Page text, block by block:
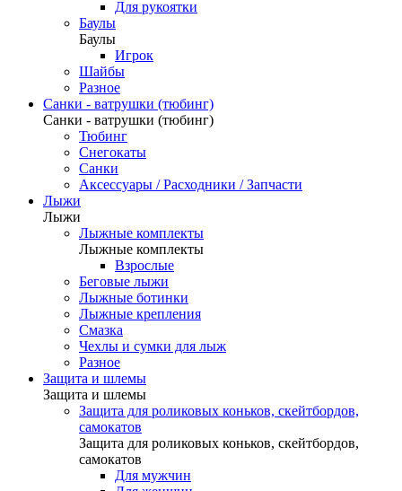
Для рукоятки
Баулы
Баулы
Игрок
Шайбы
Разное
Санки - ватрушки (тюбинг)
Санки - ватрушки (тюбинг)
Тюбинг
Снегокаты
Санки
Аксессуары / Расходники / Запчасти
Лыжи
Лыжи
Лыжные комплекты
Лыжные комплекты
Взрослые
Беговые лыжи
Лыжные ботинки
Лыжные крепления
Смазка
Чехлы и сумки для лыж
Разное
Защита и шлемы
Защита и шлемы
Защита для роликовых коньков, скейтбордов,
самокатов
Защита для роликовых коньков, скейтбордов,
самокатов
Для мужчин